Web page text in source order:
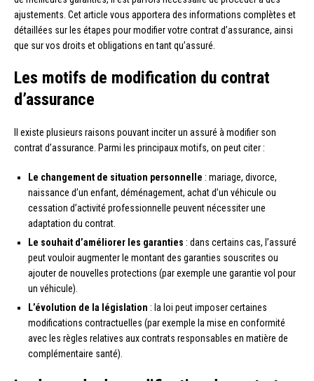
ajustements. Cet article vous apportera des informations complètes et
détaillées sur les étapes pour modifier votre contrat d’assurance, ainsi
que sur vos droits et obligations en tant qu’assuré.
Les motifs de modification du contrat
d’assurance
Il existe plusieurs raisons pouvant inciter un assuré à modifier son
contrat d’assurance. Parmi les principaux motifs, on peut citer :
Le changement de situation personnelle : mariage, divorce,
naissance d’un enfant, déménagement, achat d’un véhicule ou
cessation d’activité professionnelle peuvent nécessiter une
adaptation du contrat.
Le souhait d’améliorer les garanties : dans certains cas, l’assuré
peut vouloir augmenter le montant des garanties souscrites ou
ajouter de nouvelles protections (par exemple une garantie vol pour
un véhicule).
L’évolution de la législation : la loi peut imposer certaines
modifications contractuelles (par exemple la mise en conformité
avec les règles relatives aux contrats responsables en matière de
complémentaire santé).